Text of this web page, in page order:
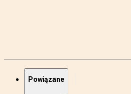
Powiązane